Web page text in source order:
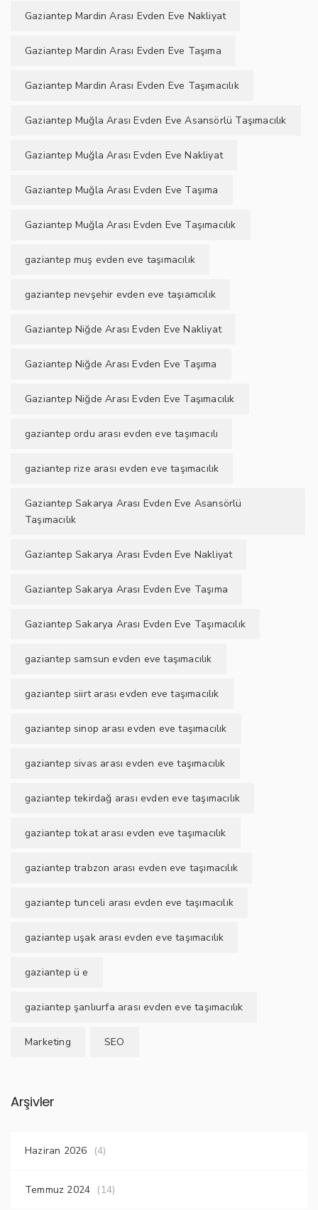
Gaziantep Mardin Arası Evden Eve Nakliyat
Gaziantep Mardin Arası Evden Eve Taşıma
Gaziantep Mardin Arası Evden Eve Taşımacılık
Gaziantep Muğla Arası Evden Eve Asansörlü Taşımacılık
Gaziantep Muğla Arası Evden Eve Nakliyat
Gaziantep Muğla Arası Evden Eve Taşıma
Gaziantep Muğla Arası Evden Eve Taşımacılık
gaziantep muş evden eve taşımacılık
gaziantep nevşehir evden eve taşıamcılık
Gaziantep Niğde Arası Evden Eve Nakliyat
Gaziantep Niğde Arası Evden Eve Taşıma
Gaziantep Niğde Arası Evden Eve Taşımacılık
gaziantep ordu arası evden eve taşımacılı
gaziantep rize arası evden eve taşımacılık
Gaziantep Sakarya Arası Evden Eve Asansörlü
Taşımacılık
Gaziantep Sakarya Arası Evden Eve Nakliyat
Gaziantep Sakarya Arası Evden Eve Taşıma
Gaziantep Sakarya Arası Evden Eve Taşımacılık
gaziantep samsun evden eve taşımacılık
gaziantep siirt arası evden eve taşımacılık
gaziantep sinop arası evden eve taşımacılık
gaziantep sivas arası evden eve taşımacılık
gaziantep tekirdağ arası evden eve taşımacılık
gaziantep tokat arası evden eve taşımacılık
gaziantep trabzon arası evden eve taşımacılık
gaziantep tunceli arası evden eve taşımacılık
gaziantep uşak arası evden eve taşımacılık
gaziantep ü e
gaziantep şanlıurfa arası evden eve taşımacılık
Marketing SEO
Arşivler
Haziran 2026 (4)
Temmuz 2024 (14)